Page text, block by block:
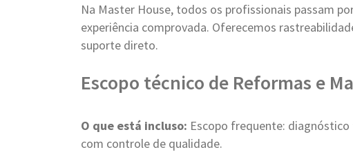
Na Master House, todos os profissionais passam
experiência comprovada. Oferecemos
suporte direto.
Escopo técnico de Reformas e
O que está incluso: Escopo frequente:
com controle de qualidade.